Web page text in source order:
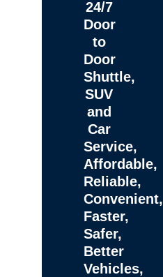
24/7
Door
to
Door
Shuttle,
SUV
and
Car
Service,
Affordable,
Reliable,
Convenient,
Faster,
Safer,
Better
Vehicles,